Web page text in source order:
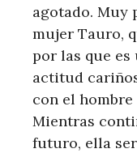
agotado. Muy
mujer Tauro,
por las que es
actitud
con el hombre
Mientras
futuro, ella